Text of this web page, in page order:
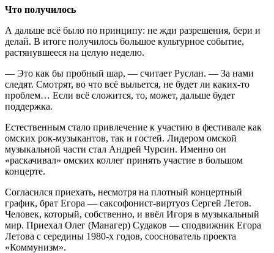
Что получилось
А дальше всё было по принципу: не жди разрешения, бери и
делай. В итоге получилось большое культурное событие,
растянувшееся на целую неделю.
— Это как бы пробный шар, — считает Руслан. — За нами
следят. Смотрят, во что всё выльется, не будет ли каких-то
проблем… Если всё сложится, то, может, дальше будет
поддержка.
Естественным стало привлечение к участию в фестивале как
омских рок-музыкантов, так и гостей. Лидером омской
музыкальной части стал Андрей Чурсин. Именно он
«раскачивал» омских коллег принять участие в большом
концерте.
Согласился приехать, несмотря на плотный концертный
график, брат Егора — саксофонист-виртуоз Сергей Летов.
Человек, который, собственно, и ввёл Игоря в музыкальный
мир. Приехал Олег (Манагер) Судаков — сподвижник Егора
Летова с середины 1980-х годов, сооснователь проекта
«Коммунизм».